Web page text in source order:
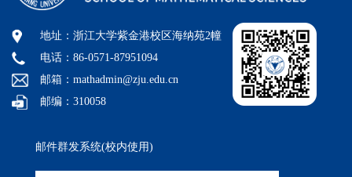
地址：浙江大学紫金港校区海纳苑2幢
电话：86-0571-87951094
邮箱：mathadmin@zju.edu.cn
邮编：310058
邮件群发系统(校内使用)